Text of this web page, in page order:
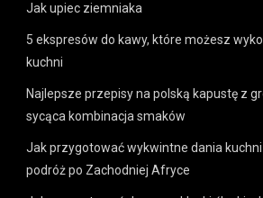
Jak upiec ziemniaka
5 ekspresów do kawy, które możesz
kuchni
Najlepsze przepisy na polską kapustę z
sycąca kombinacja smaków
Jak przygotować wykwintne dania
podróż po Zachodniej Afryce